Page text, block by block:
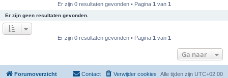
Er zijn 0 resultaten gevonden • Pagina 1 van 1
Er zijn geen resultaten gevonden.
Er zijn 0 resultaten gevonden • Pagina 1 van 1
Ga naar
Forumoverzicht Alle tijden zijn UTC+02:00
Verwijder cookies
Contact